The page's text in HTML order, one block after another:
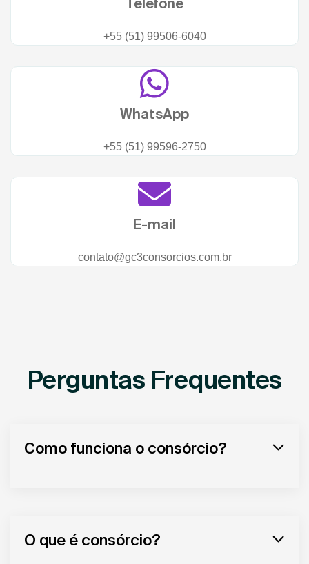
+55 (51) 99506-6040
WhatsApp
+55 (51) 99596-2750
E-mail
contato@gc3consorcios.com.br
Perguntas Frequentes
Como funciona o consórcio?
O que é consórcio?